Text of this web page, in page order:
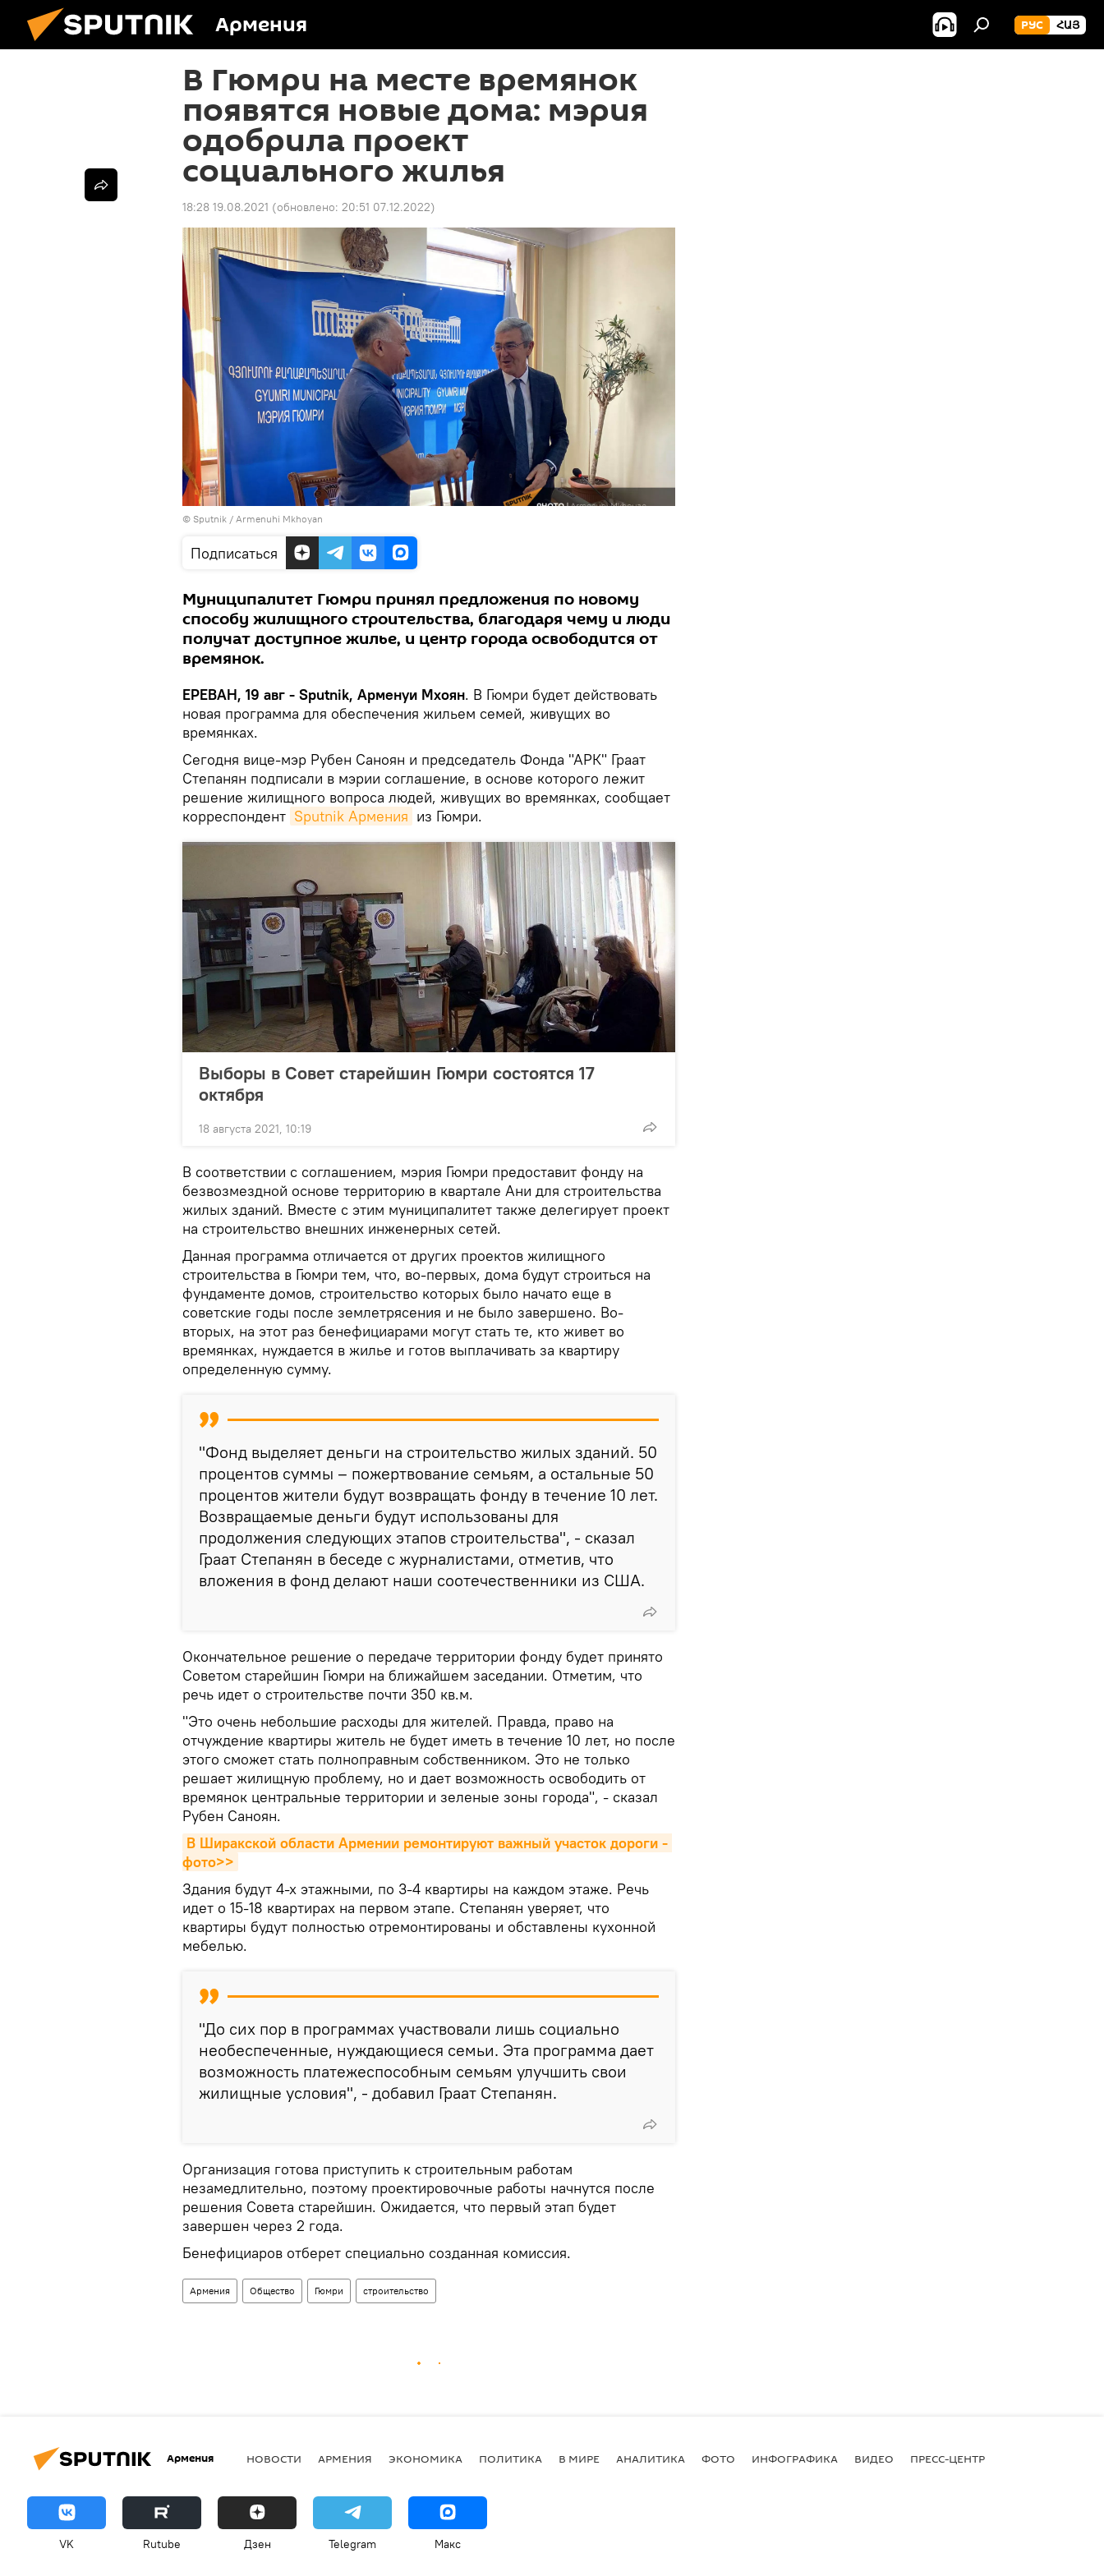
Армения РУС ՀԱՅ
В Гюмри на месте времянок
появятся новые дома: мэрия
одобрила проект
социального жилья
18:28 19.08.2021 (обновлено: 20:51 07.12.2022)
© Sputnik / Armenuhi Mkhoyan
Подписаться
Муниципалитет Гюмри принял предложения по новому
способу жилищного строительства, благодаря чему и люди
получат доступное жилье, и центр города освободится от
времянок.
ЕРЕВАН, 19 авг - Sputnik, Арменуи Мхоян. В Гюмри будет действовать
новая программа для обеспечения жильем семей, живущих во
времянках.
Сегодня вице-мэр Рубен Саноян и председатель Фонда "АРК" Граат
Степанян подписали в мэрии соглашение, в основе которого лежит
решение жилищного вопроса людей, живущих во времянках, сообщает
корреспондент Sputnik Армения из Гюмри.
Выборы в Совет старейшин Гюмри состоятся 17
октября
18 августа 2021, 10:19
В соответствии с соглашением, мэрия Гюмри предоставит фонду на
безвозмездной основе территорию в квартале Ани для строительства
жилых зданий. Вместе с этим муниципалитет также делегирует проект
на строительство внешних инженерных сетей.
Данная программа отличается от других проектов жилищного
строительства в Гюмри тем, что, во-первых, дома будут строиться на
фундаменте домов, строительство которых было начато еще в
советские годы после землетрясения и не было завершено. Во-
вторых, на этот раз бенефициарами могут стать те, кто живет во
времянках, нуждается в жилье и готов выплачивать за квартиру
определенную сумму.
"Фонд выделяет деньги на строительство жилых зданий. 50
процентов суммы – пожертвование семьям, а остальные 50
процентов жители будут возвращать фонду в течение 10 лет.
Возвращаемые деньги будут использованы для
продолжения следующих этапов строительства", - сказал
Граат Степанян в беседе с журналистами, отметив, что
вложения в фонд делают наши соотечественники из США.
Окончательное решение о передаче территории фонду будет принято
Советом старейшин Гюмри на ближайшем заседании. Отметим, что
речь идет о строительстве почти 350 кв.м.
"Это очень небольшие расходы для жителей. Правда, право на
отчуждение квартиры житель не будет иметь в течение 10 лет, но после
этого сможет стать полноправным собственником. Это не только
решает жилищную проблему, но и дает возможность освободить от
времянок центральные территории и зеленые зоны города", - сказал
Рубен Саноян.
В Ширакской области Армении ремонтируют важный участок дороги -
фото>>
Здания будут 4-х этажными, по 3-4 квартиры на каждом этаже. Речь
идет о 15-18 квартирах на первом этапе. Степанян уверяет, что
квартиры будут полностью отремонтированы и обставлены кухонной
мебелью.
"До сих пор в программах участвовали лишь социально
необеспеченные, нуждающиеся семьи. Эта программа дает
возможность платежеспособным семьям улучшить свои
жилищные условия", - добавил Граат Степанян.
Организация готова приступить к строительным работам
незамедлительно, поэтому проектировочные работы начнутся после
решения Совета старейшин. Ожидается, что первый этап будет
завершен через 2 года.
Бенефициаров отберет специально созданная комиссия.
Армения Общество Гюмри строительство
Армения НОВОСТИ АРМЕНИЯ ЭКОНОМИКА ПОЛИТИКА В МИРЕ АНАЛИТИКА ФОТО ИНФОГРАФИКА ВИДЕО ПРЕСС-ЦЕНТР
VK Rutube Дзен Telegram Макс